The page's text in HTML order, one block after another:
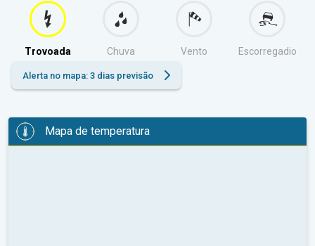
Trovoada Chuva Vento Escorregadio
Alerta no mapa: 3 dias previsão
Mapa de temperatura